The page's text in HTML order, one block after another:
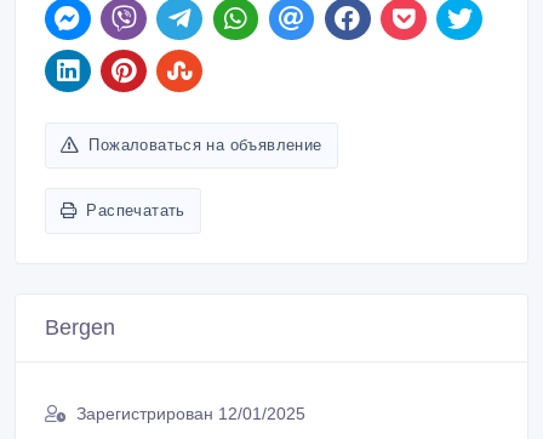
Пожаловаться на объявление
Распечатать
Bergen
Зарегистрирован 12/01/2025